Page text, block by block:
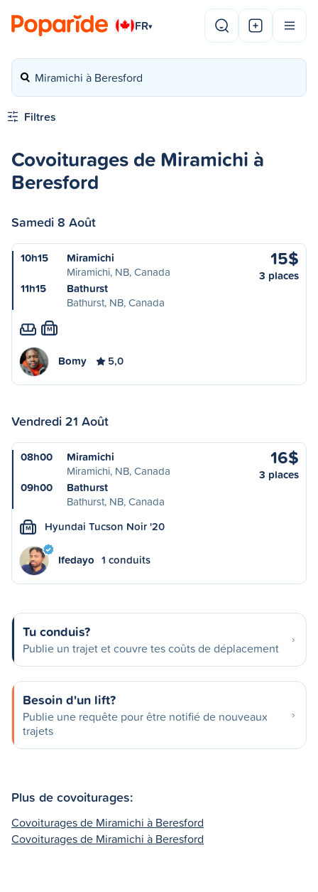
FR▾
Miramichi à Beresford
Filtres
Covoiturages de Miramichi à
Beresford
Samedi 8 Août
10h15
Miramichi
Miramichi, NB, Canada
11h15
Bathurst
Bathurst, NB, Canada
15$
3 places
M
Bomy 5,0
Vendredi 21 Août
08h00
Miramichi
Miramichi, NB, Canada
09h00
Bathurst
Bathurst, NB, Canada
16$
3 places
M Hyundai Tucson Noir '20
Ifedayo 1 conduits
Tu conduis?
Publie un trajet et couvre tes coûts de déplacement
Besoin d'un lift?
Publie une requête pour être notifié de nouveaux
trajets
Plus de covoiturages:
Covoiturages de Miramichi à Beresford
Covoiturages de Miramichi à Beresford